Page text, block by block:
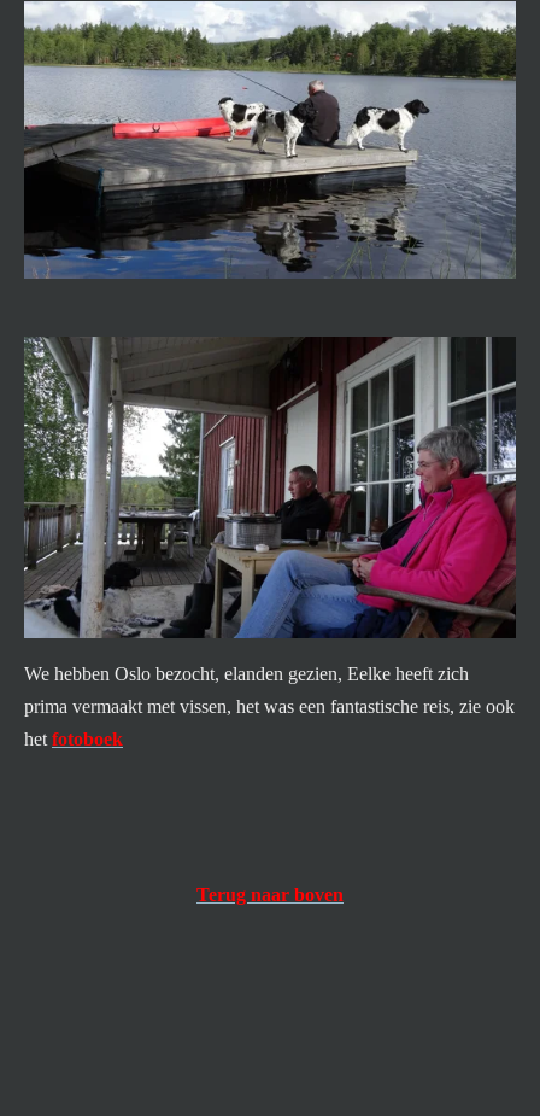
We hebben Oslo bezocht, elanden gezien, Eelke heeft zich
prima vermaakt met vissen, het was een fantastische reis, zie ook
het fotoboek
Terug naar boven